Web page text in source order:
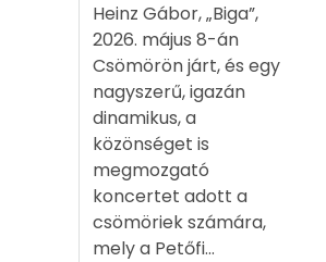
Heinz Gábor, „Biga”,
2026. május 8-án
Csömörön járt, és egy
nagyszerű, igazán
dinamikus, a
közönséget is
megmozgató
koncertet adott a
csömöriek számára,
mely a Petőfi